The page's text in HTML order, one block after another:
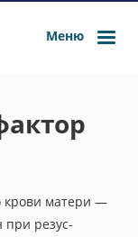
Меню
крови матери —
при резус-